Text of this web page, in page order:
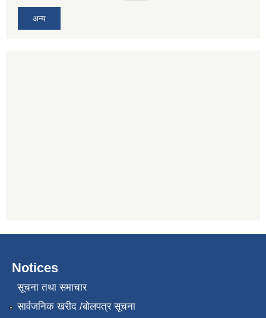
अन्य
Notices
सूचना तथा समाचार
सार्वजनिक खरीद /बोलपत्र सूचना